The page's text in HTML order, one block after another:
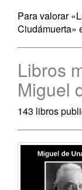
Para valorar
Ciudámuerta»
Libros
Miguel
143 libros